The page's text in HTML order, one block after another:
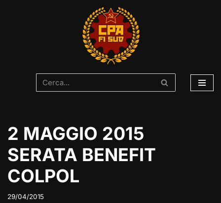
2 MAGGIO 2015
SERATA BENEFIT
COLPOL
29/04/2015